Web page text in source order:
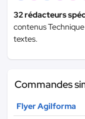
32 rédacteurs
contenus
textes.
Commandes
Flyer Agilforma